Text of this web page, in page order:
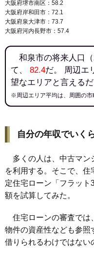
大阪府堺市南区：58.2
大阪府岸和田市：72.1
大阪府泉大津市：73.7
大阪府河内長野市：57.4
和泉市の将来人口（
て、 82.4だ。 周辺エ
望なエリアと言えるだ
※周辺エリア平均は、周囲の市
自分の年収でいく
多くの人は、中古マン
を利用する。そこで、住
定住宅ローン「フラッ
額を試算してみた。
住宅ローンの審査では
物件の資産性なども参照
借りられるわけではない